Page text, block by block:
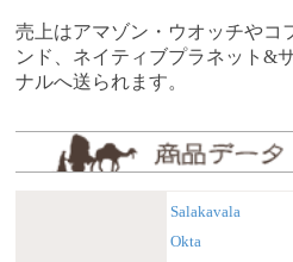
売上はアマゾン・ウオッチやコ
ンド、ネイティブプラネット&
ナルへ送られます。
Salakavala
Okta